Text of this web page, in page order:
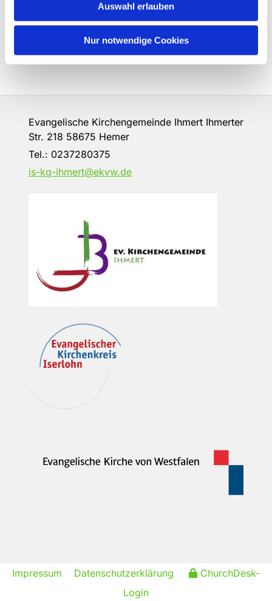
Auswahl erlauben
Nur notwendige Cookies
Evangelische Kirchengemeinde Ihmert Ihmerter
Str. 218 58675 Hemer
Tel.: 0237280375
is-kg-ihmert@ekvw.de
Impressum Datenschutzerklärung
ChurchDesk-
Login